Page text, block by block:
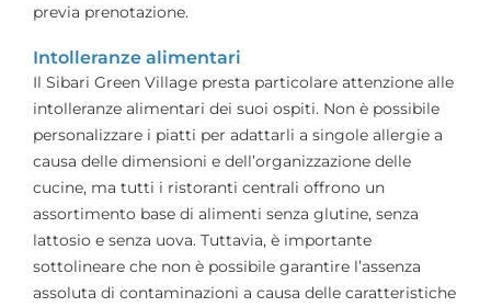
previa prenotazione.
Intolleranze alimentari
Il Sibari Green Village presta particolare attenzione alle
intolleranze alimentari dei suoi ospiti. Non è possibile
personalizzare i piatti per adattarli a singole allergie a
causa delle dimensioni e dell’organizzazione delle
cucine, ma tutti i ristoranti centrali offrono un
assortimento base di alimenti senza glutine, senza
lattosio e senza uova. Tuttavia, è importante
sottolineare che non è possibile garantire l’assenza
assoluta di contaminazioni a causa delle caratteristiche